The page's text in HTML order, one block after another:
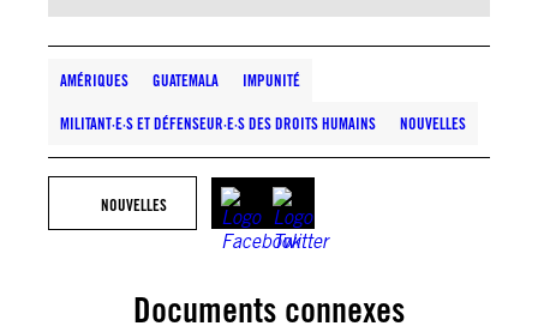
AMÉRIQUES GUATEMALA IMPUNITÉ
MILITANT·E·S ET DÉFENSEUR·E·S DES DROITS HUMAINS NOUVELLES
NOUVELLES
Documents connexes